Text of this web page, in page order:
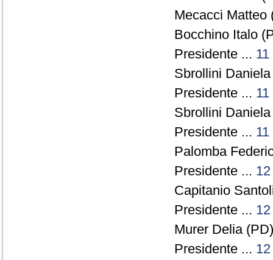
Mecacci
Bocchino Italo
Presidente ... 11
Sbrollini
Presidente ... 11
Sbrollini
Presidente ... 11
Palomba
Presidente ... 12
Capitanio
Presidente ... 12
Murer Delia
Presidente ... 12